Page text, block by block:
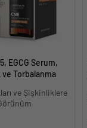
EGCG Serum,
ve Torbalanma
ve Şişkinliklere